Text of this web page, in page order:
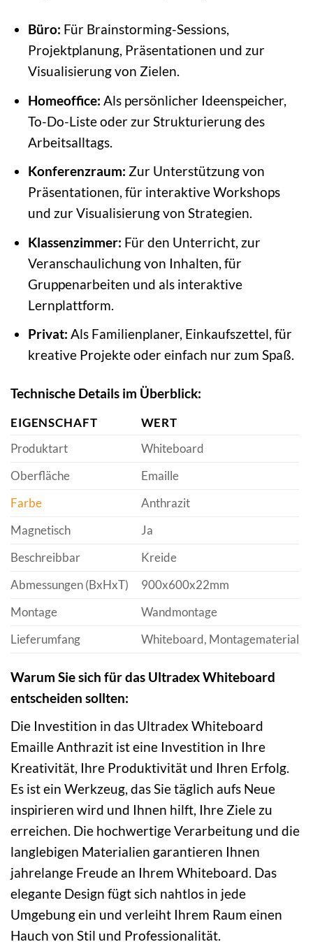
Büro: Für Brainstorming-Sessions,
Projektplanung, Präsentationen und zur
Visualisierung von Zielen.
Homeoffice: Als persönlicher Ideenspeicher,
To-Do-Liste oder zur Strukturierung des
Arbeitsalltags.
Konferenzraum: Zur Unterstützung von
Präsentationen, für interaktive Workshops
und zur Visualisierung von Strategien.
Klassenzimmer: Für den Unterricht, zur
Veranschaulichung von Inhalten, für
Gruppenarbeiten und als interaktive
Lernplattform.
Privat: Als Familienplaner, Einkaufszettel, für
kreative Projekte oder einfach nur zum Spaß.
Technische Details im Überblick:
EIGENSCHAFT
WERT
Produktart
Whiteboard
Oberfläche
Emaille
Farbe
Anthrazit
Magnetisch
Ja
Beschreibbar
Kreide
Abmessungen (BxHxT)
900x600x22mm
Montage
Wandmontage
Lieferumfang
Whiteboard, Montagematerial
Warum Sie sich für das Ultradex Whiteboard
entscheiden sollten:
Die Investition in das Ultradex Whiteboard
Emaille Anthrazit ist eine Investition in Ihre
Kreativität, Ihre Produktivität und Ihren Erfolg.
Es ist ein Werkzeug, das Sie täglich aufs Neue
inspirieren wird und Ihnen hilft, Ihre Ziele zu
erreichen. Die hochwertige Verarbeitung und die
langlebigen Materialien garantieren Ihnen
jahrelange Freude an Ihrem Whiteboard. Das
elegante Design fügt sich nahtlos in jede
Umgebung ein und verleiht Ihrem Raum einen
Hauch von Stil und Professionalität.